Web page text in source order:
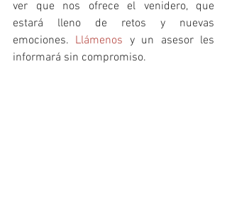
ver que nos ofrece el venidero, que
estará lleno de retos y nuevas
emociones. Llámenos y un asesor les
informará sin compromiso.